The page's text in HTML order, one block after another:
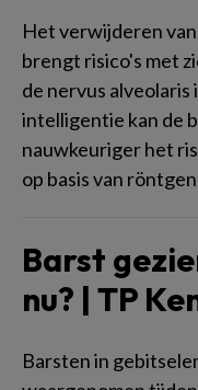
Het verwijderen
brengt risico's met
de nervus
intelligentie kan de
nauwkeuriger het
op basis van
Barst
nu? | TP
Barsten in